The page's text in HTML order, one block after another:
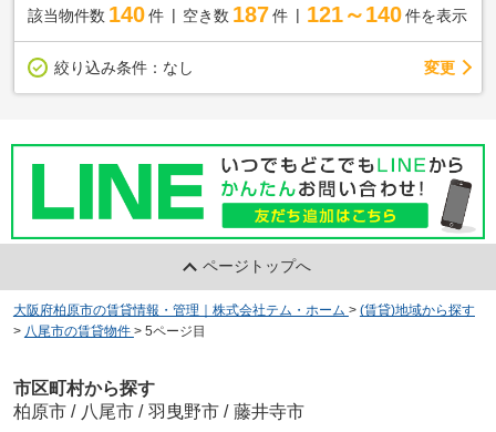
該当物件数 140件 空き数 187 件 121～140 件を表示
絞り込み条件： なし 変更
ページトップへ
大阪府柏原市の賃貸情報・管理｜株式会社テム・ホーム > (賃貸)地域から探す
> 八尾市の賃貸物件 > 5ページ目
市区町村から探す
柏原市 / 八尾市 / 羽曳野市 / 藤井寺市